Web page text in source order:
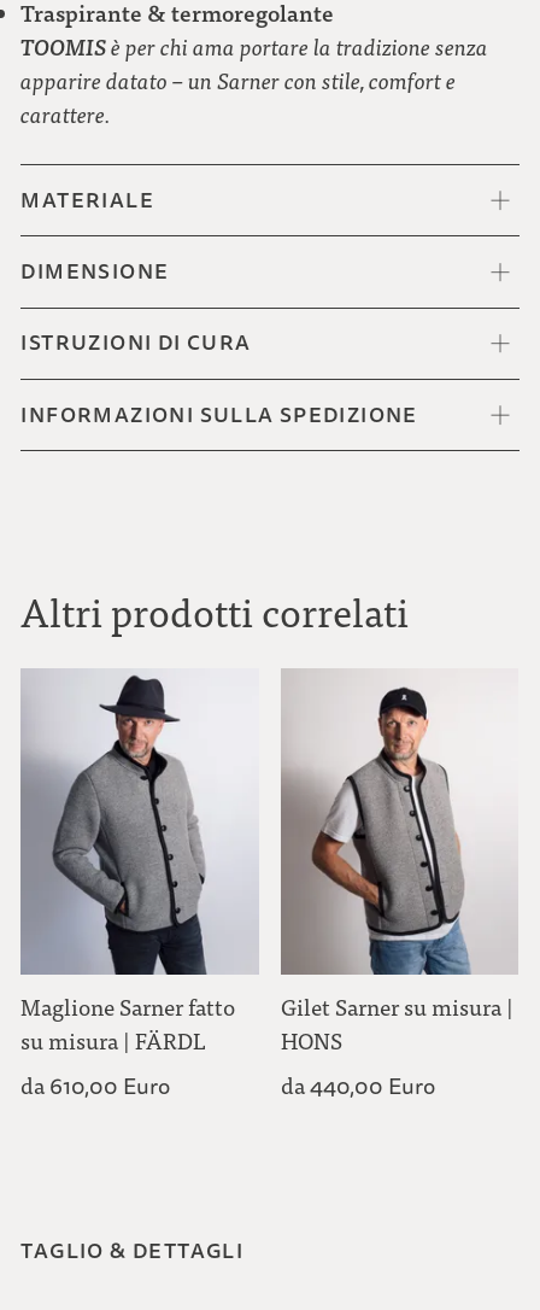
Traspirante & termoregolante
TOOMISè per chi ama portare la tradizione senza
apparire datato – un Sarner con stile, comfort e
carattere.
MATERIALE
DIMENSIONE
ISTRUZIONI DI CURA
INFORMAZIONI SULLA SPEDIZIONE
Altri prodotti correlati
Maglione Sarner fatto
su misura | FÄRDL
da 610,00 Euro
Gilet Sarner su misura |
HONS
da440,00 Euro
TAGLIO & DETTAGLI